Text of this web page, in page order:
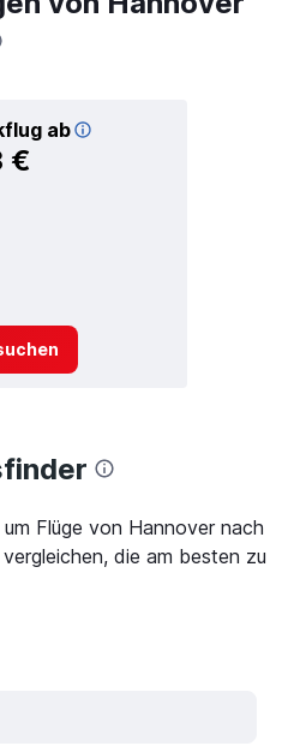
ab
€
Flüge von Hannover nach
die am besten zu